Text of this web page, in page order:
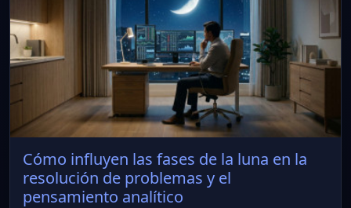
Cómo influyen las fases de la luna en la
resolución de problemas y el
pensamiento analítico